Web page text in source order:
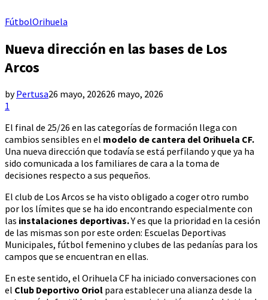
FútbolOrihuela
Nueva dirección en las bases de Los
Arcos
byPertusa26 mayo, 202626 mayo, 2026
1
El final de 25/26 en las categorías de formación llega con
cambios sensibles en el modelo de cantera del Orihuela CF.
Una nueva dirección que todavía se está perfilando y que ya ha
sido comunicada a los familiares de cara a la toma de
decisiones respecto a sus pequeños.
El club de Los Arcos se ha visto obligado a coger otro rumbo
por los límites que se ha ido encontrando especialmente con
las instalaciones deportivas.Y es que la prioridad en la cesión
de las mismas son por este orden: Escuelas Deportivas
Municipales, fútbol femenino y clubes de las pedanías para los
campos que se encuentran en ellas.
En este sentido, el Orihuela CF ha iniciado conversaciones con
el Club Deportivo Oriol para establecer una alianza desde la